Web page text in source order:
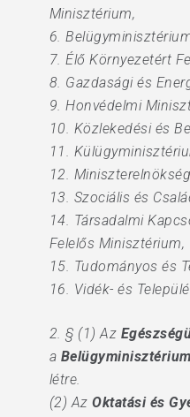
Minisztérium,
6.
7. Élő Környezetért
8. Gazdasági és
9. Honvédelmi
10. Közlekedési és
11.
12.
13. Szociális és
14. Társadalmi
Felelős Minisztérium,
15. Tudományos és
16. Vidék- és
2. § (1) Az
a
létre.
(2) AzOktatási és